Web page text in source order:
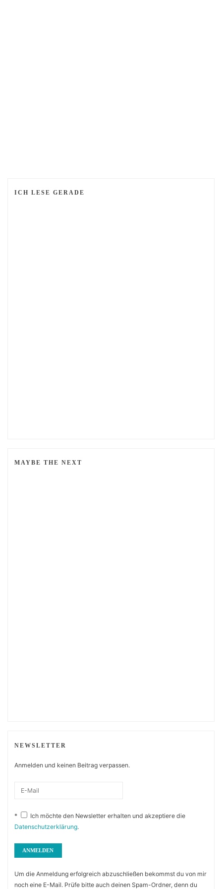
ICH LESE GERADE
MAYBE THE NEXT
NEWSLETTER
Anmelden und keinen Beitrag verpassen.
*
Ich möchte den Newsletter erhalten und akzeptiere die
Datenschutzerklärung.
Um die Anmeldung erfolgreich abzuschließen bekommst du von mir
noch eine E-Mail. Prüfe bitte auch deinen Spam-Ordner, denn du